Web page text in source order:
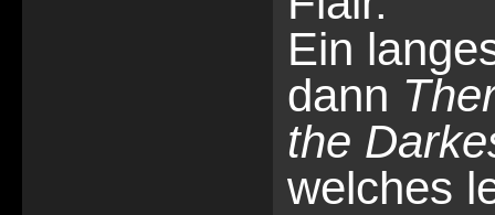
Ein
dann
the
welches